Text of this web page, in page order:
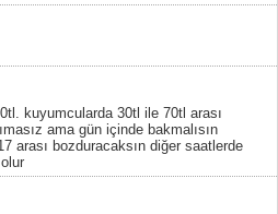
kuyumcularda 30tl ile 70tl arası
ama gün içinde bakmalısın
arası bozduracaksın diğer saatlerde